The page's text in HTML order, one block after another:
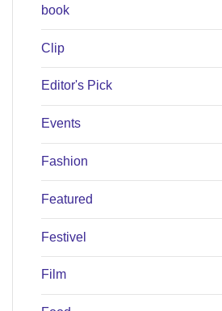
book
Clip
Editor's Pick
Events
Fashion
Featured
Festivel
Film